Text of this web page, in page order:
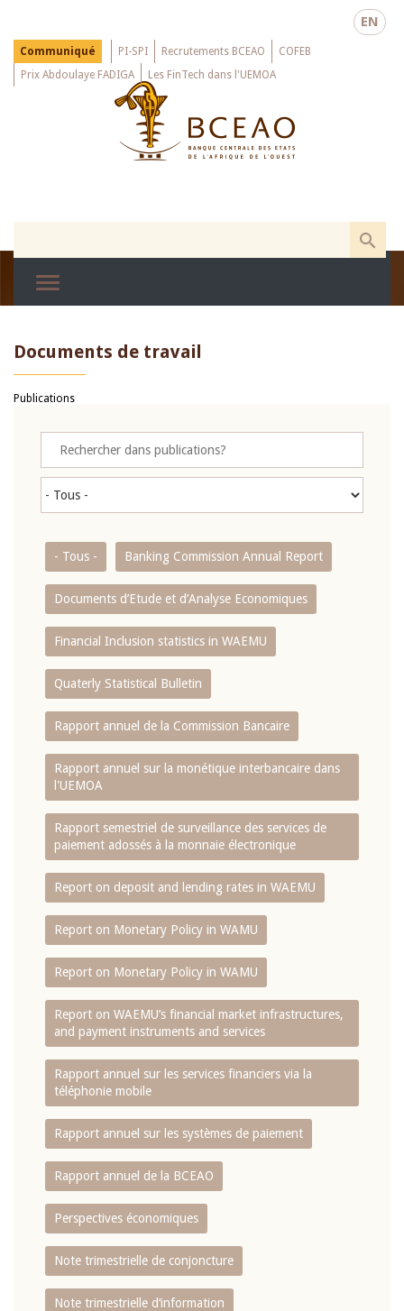
main
EN
Menu
Top
Communiqué PI-SPI Recrutements BCEAO
COFEB
Prix Abdoulaye FADIGA
Les FinTech dans l'UEMOA
Documents de travail
Publications
- Tous - Banking Commission Annual Report
Documents d’Etude et d’Analyse Economiques
Financial Inclusion statistics in WAEMU
Quaterly Statistical Bulletin
Rapport annuel de la Commission Bancaire
Rapport annuel sur la monétique interbancaire dans
l'UEMOA
Rapport semestriel de surveillance des services de
paiement adossés à la monnaie électronique
Report on deposit and lending rates in WAEMU
Report on Monetary Policy in WAMU
Report on Monetary Policy in WAMU
Report on WAEMU’s financial market infrastructures,
and payment instruments and services
Rapport annuel sur les services financiers via la
téléphonie mobile
Rapport annuel sur les systèmes de paiement
Rapport annuel de la BCEAO
Perspectives économiques
Note trimestrielle de conjoncture
Note trimestrielle d‘information